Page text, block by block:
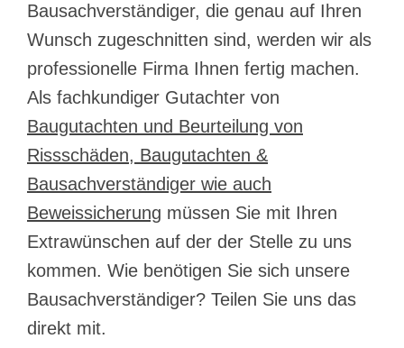
Bausachverständiger, die genau auf Ihren
Wunsch zugeschnitten sind, werden wir als
professionelle Firma Ihnen fertig machen.
Als fachkundiger Gutachter von
Baugutachten und Beurteilung von
Rissschäden, Baugutachten &
Bausachverständiger wie auch
Beweissicherung müssen Sie mit Ihren
Extrawünschen auf der der Stelle zu uns
kommen. Wie benötigen Sie sich unsere
Bausachverständiger? Teilen Sie uns das
direkt mit.